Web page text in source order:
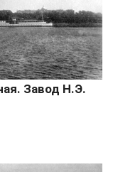
Завод Н.Э.